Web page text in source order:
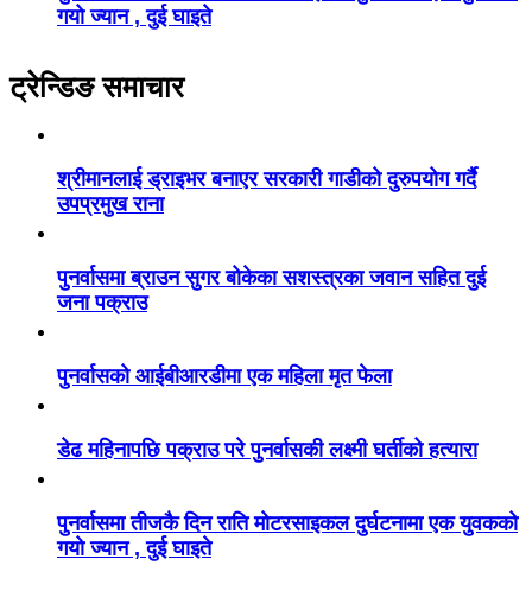
गयो ज्यान , दुई घाइते
ट्रेन्डिङ समाचार
श्रीमानलाई ड्राइभर बनाएर सरकारी गाडीको दुरुपयोग गर्दै
उपप्रमुख राना
पुनर्वासमा ब्राउन सुगर बोकेका सशस्त्रका जवान सहित दुई
जना पक्राउ
पुनर्वासको आईबीआरडीमा एक महिला मृत फेला
डेढ महिनापछि पक्राउ परे पुनर्वासकी लक्ष्मी घर्तीको हत्यारा
पुनर्वासमा तीजकै दिन राति मोटरसाइकल दुर्घटनामा एक युवकको
गयो ज्यान , दुई घाइते